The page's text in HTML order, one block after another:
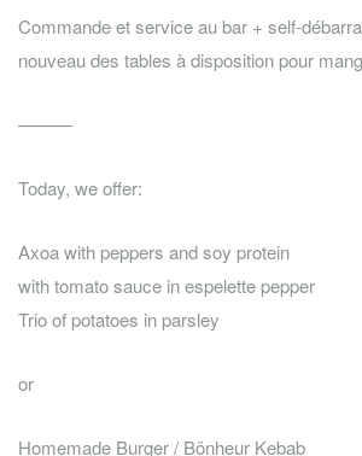
Commande et service au bar + self-
nouveau des tables à disposition pour
———
Today, we offer:
Axoa with peppers and soy protein
with tomato sauce in espelette pepper
Trio of potatoes in parsley
or
Homemade Burger / Bönheur Kebab